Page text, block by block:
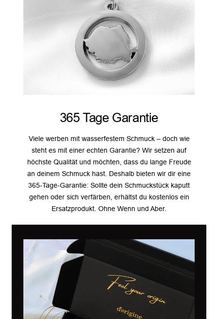
365 Tage Garantie
Viele werben mit wasserfestem Schmuck – doch wie
steht es mit einer echten Garantie? Wir setzen auf
höchste Qualität und möchten, dass du lange Freude
an deinem Schmuck hast. Deshalb bieten wir dir eine
365-Tage-Garantie: Sollte dein Schmuckstück kaputt
gehen oder sich verfärben, erhältst du kostenlos ein
Ersatzprodukt. Ohne Wenn und Aber.